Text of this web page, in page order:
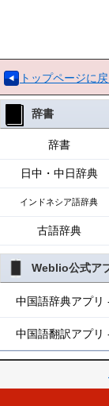
トップページに
辞書
辞書
日中・中日辞典
インドネシア語辞典
古語辞典
Weblio公式ア
中国語辞典アプリ
中国語翻訳アプリ